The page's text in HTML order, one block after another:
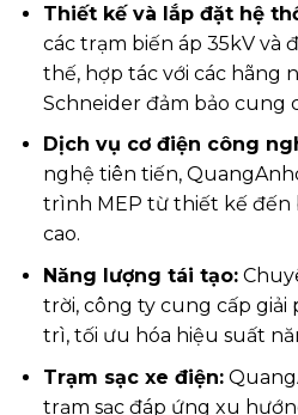
Thiết kế và lắp đặt hệ
các trạm biến áp 35kV và
thế, hợp tác với các hãng
Schneider đảm bảo cung
Dịch vụ cơ điện công
nghệ tiên tiến,
trình MEP từ thiết kế đến
cao.
Năng lượng tái tạo:
trời, công ty cung cấp
trì, tối ưu hóa hiệu suất
Trạm sạc xe điện:
trạm sạc đáp ứng xu